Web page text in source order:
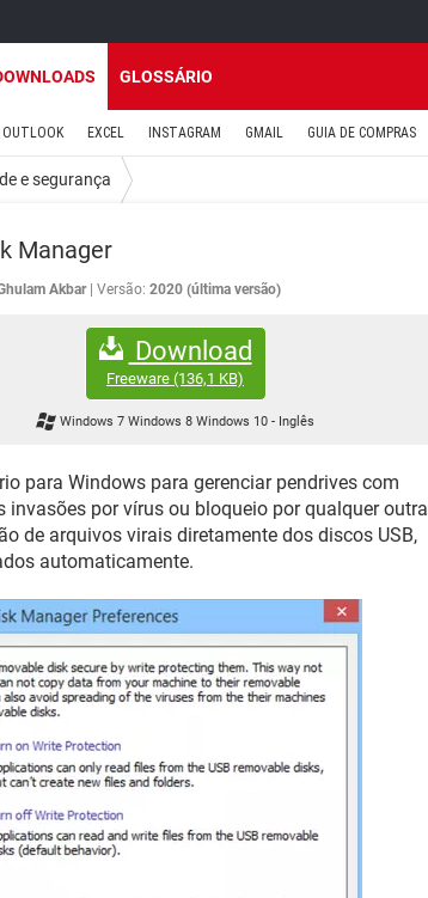
GLOSSÁRIO
OUTLOOK EXCEL INSTAGRAM GMAIL GUIA DE COMPRAS
e segurança
Manager
Akbar Versão: 2020 (última versão)
Download
Freeware (136,1 KB)
Windows 7 Windows 8 Windows 10- Inglês
para Windows para gerenciar pendrives com
invasões por vírus ou bloqueio por qualquer outra
de arquivos virais diretamente dos discos USB,
automaticamente.